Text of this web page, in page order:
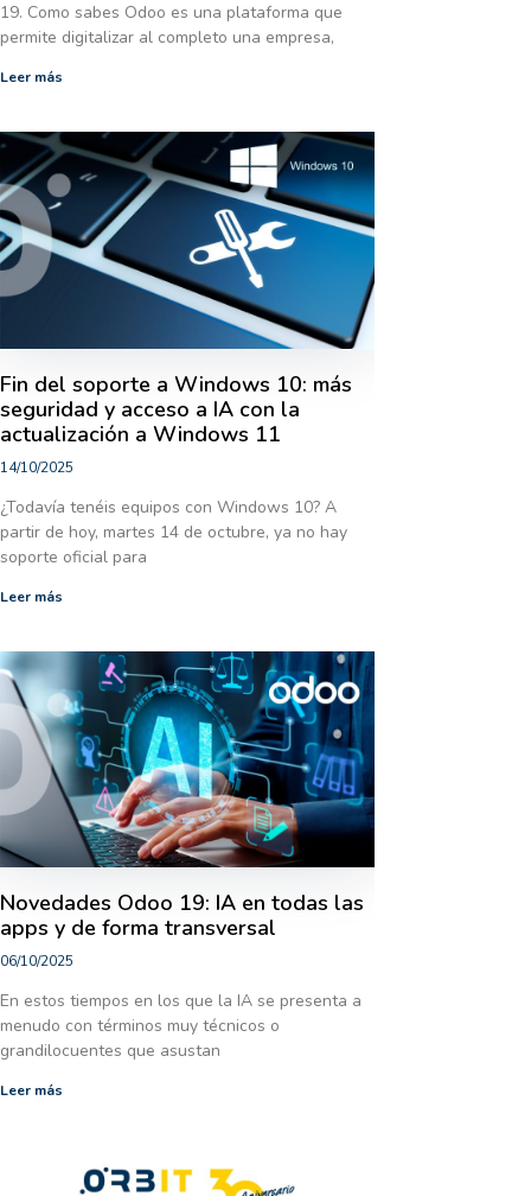
19. Como sabes Odoo es una plataforma que
permite digitalizar al completo una empresa,
Leer más
Fin del soporte a Windows 10: más
seguridad y acceso a IA con la
actualización a Windows 11
14/10/2025
¿Todavía tenéis equipos con Windows 10? A
partir de hoy, martes 14 de octubre, ya no hay
soporte oficial para
Leer más
Novedades Odoo 19: IA en todas las
apps y de forma transversal
06/10/2025
En estos tiempos en los que la IA se presenta a
menudo con términos muy técnicos o
grandilocuentes que asustan
Leer más